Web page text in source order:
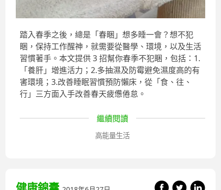
踏入春季之後，總是「春睏」想多睡一會？想不犯
睏，保持工作醒神，就需要從醫學、環境，以及生活
習慣著手。本文提供 3 招幫你春季不犯睏，包括：1.
「養肝」增進活力；2.多抽濕及防霉避免濕度高的有
害環境；3.改善睡眠習慣預防懶床，從「食、往、
行」三方面入手改善春天疲憊倦怠。
繼續閱讀
高能量生活